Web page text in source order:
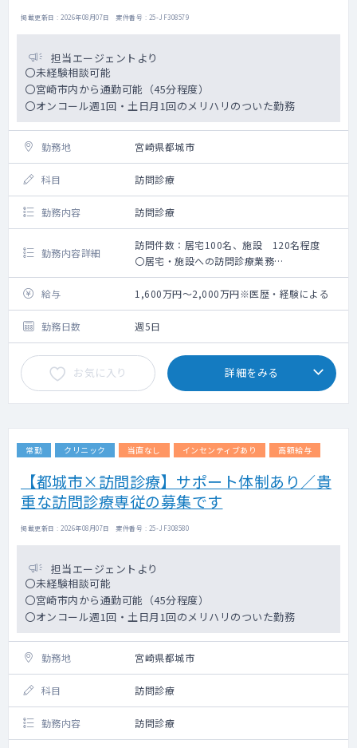
掲載更新日 : 2026年08月07日 案件番号 : 25-JF308579
担当エージェントより
〇未経験相談可能
〇宮崎市内から通勤可能（45分程度）
〇オンコール週1回・土日月1回のメリハリのついた勤務
勤務地 宮崎県都城市
科目 訪問診療
勤務内容 訪問診療
勤務内容詳細
訪問件数：居宅100名、施設 120名程度
〇居宅・施設への訪問診療業務
〇居宅100名、施設120名程度です
〇看護師の同行有（入職当初は院長との同行
がございます）
〇オンコール有（平日週1回、土日月1回）
給与 1,600万円～2,000万円※医歴・経験による
勤務日数 週5日
お気に入り 詳細をみる
常勤 クリニック 当直なし インセンティブあり 高額給与
【都城市×訪問診療】サポート体制あり／貴
重な訪問診療専従の募集です
掲載更新日 : 2026年08月07日 案件番号 : 25-JF308580
担当エージェントより
〇未経験相談可能
〇宮崎市内から通勤可能（45分程度）
〇オンコール週1回・土日月1回のメリハリのついた勤務
勤務地 宮崎県都城市
科目 訪問診療
勤務内容 訪問診療